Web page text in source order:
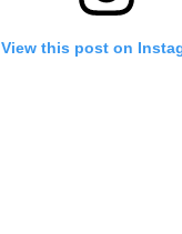
View this post on